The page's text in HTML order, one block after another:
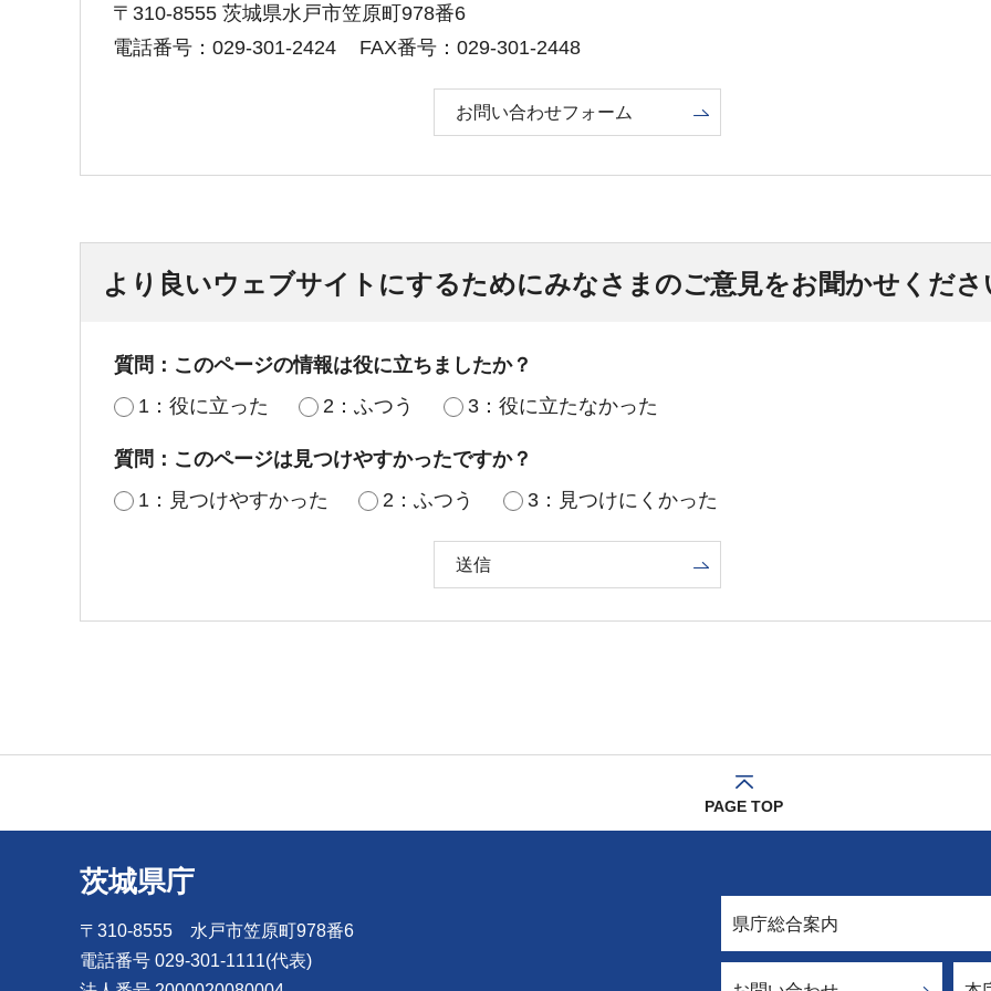
〒310-8555 茨城県水戸市笠原町978番6
電話番号：029-301-2424
FAX番号：029-301-2448
お問い合わせフォーム
より良いウェブサイトにするためにみなさまのご意見をお聞かせくださ
質問：このページの情報は役に立ちましたか？
1：役に立った
2：ふつう 3：役に立たなかった
質問：このページは見つけやすかったですか？
1：見つけやすかった
2：ふつう 3：見つけにくかった
PAGE TOP
茨城県庁
〒310-8555 水戸市笠原町978番6
電話番号 029-301-1111(代表)
県庁総合案内